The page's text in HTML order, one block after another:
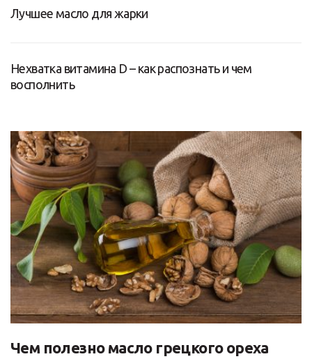
Лучшее масло для жарки
Нехватка витамина D – как распознать и чем
восполнить
Чем полезно масло грецкого ореха